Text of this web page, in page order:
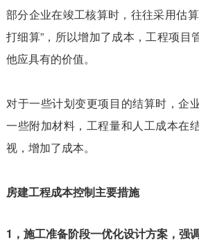
部分企业在竣工核算时，往往采用估
打细算”，所以增加了成本，工程项目
他应具有的价值。
对于一些计划变更项目的结算时，企
一些附加材料，工程量和人工成本在
视，增加了成本。
房建工程成本控制主要措施
1，施工准备阶段一优化设计方案，强